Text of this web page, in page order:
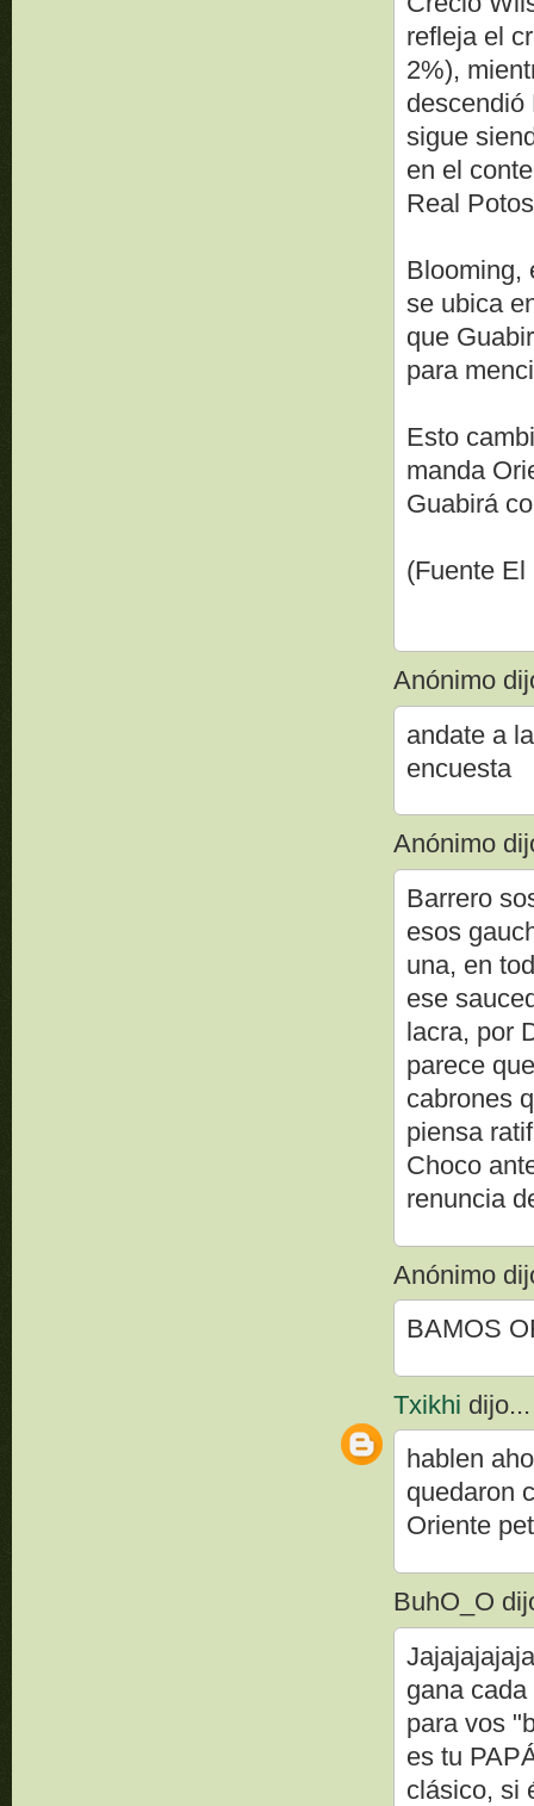
refleja el
2%),
descendió
sigue
en el
Real
Blooming,
se ubica
que
para
Esto
manda
Guabirá
(Fuente El
Anónimo
andate a
encuesta
Anónimo
Barrero
esos
una, en
ese
lacra, por
parece
cabrones
piensa
Choco
renuncia
Anónimo
BAMOS
Txikhi dijo...
hablen
quedaron
Oriente
BuhO_O
gana
para vos
es tu
clásico, si